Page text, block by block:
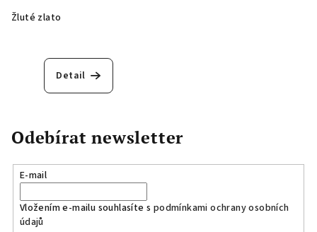
Žluté zlato
Detail
Odebírat newsletter
E-mail
Vložením e-mailu souhlasíte s podmínkami ochrany osobních
údajů